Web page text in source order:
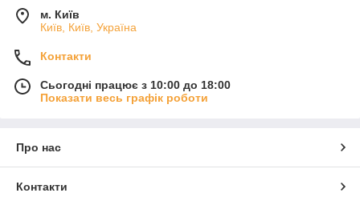
м. Київ
Київ, Київ, Україна
Контакти
Сьогодні працює з 10:00 до 18:00
Показати весь графік роботи
Про нас
Контакти